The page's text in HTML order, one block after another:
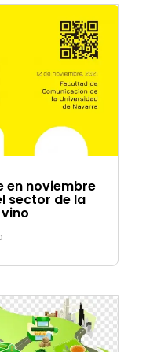
en noviembre
sector de la